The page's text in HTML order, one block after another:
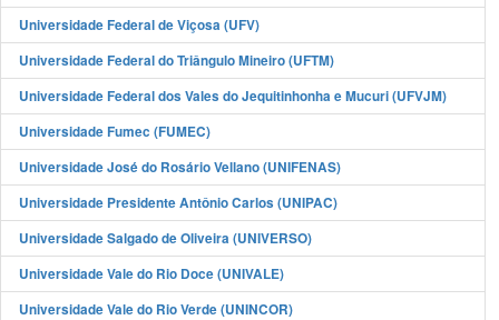
Universidade Federal de Viçosa (UFV)
Universidade Federal do Triângulo Mineiro (UFTM)
Universidade Federal dos Vales do Jequitinhonha e Mucuri (UFVJM)
Universidade Fumec (FUMEC)
Universidade José do Rosário Vellano (UNIFENAS)
Universidade Presidente Antônio Carlos (UNIPAC)
Universidade Salgado de Oliveira (UNIVERSO)
Universidade Vale do Rio Doce (UNIVALE)
Universidade Vale do Rio Verde (UNINCOR)